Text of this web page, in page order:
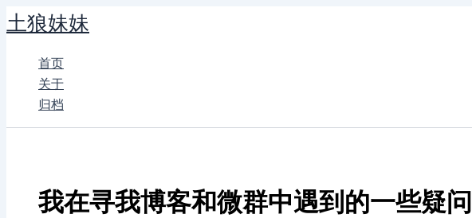
跳
至
土狼妹妹
首页
关于
归档
我在寻我博客和微群中遇到的一些疑问